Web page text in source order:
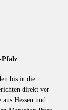
Pfalz
bis in die
direkt vor
Hessen und